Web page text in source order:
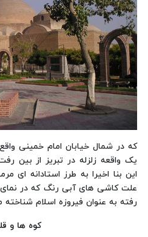
یک واقعه زلزله در تبریز از بین
این بنا اخیرا به طرز استادانه
علت کاشی های آبی رنگ که در
رفته به عنوان فیروزه اسلام
کوه ها و